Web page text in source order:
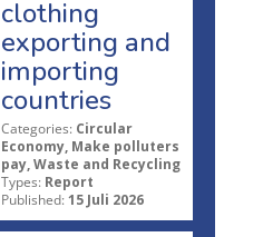
clothing
exporting and
importing
countries
Categories: Circular
Economy, Make polluters
pay, Waste and Recycling
Types: Report
Published: 15 Juli 2026